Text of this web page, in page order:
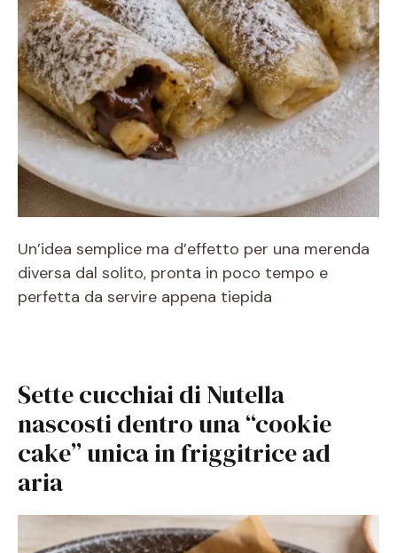
Un’idea semplice ma d’effetto per una merenda
diversa dal solito, pronta in poco tempo e
perfetta da servire appena tiepida
Sette cucchiai di Nutella
nascosti dentro una “cookie
cake” unica in friggitrice ad
aria